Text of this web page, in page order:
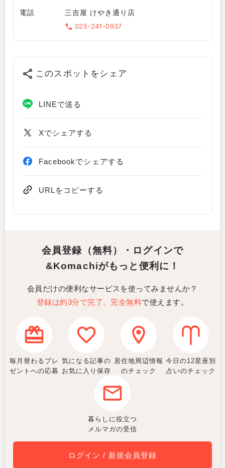
電話 三吉屋 けやき通り店
025-241-0937
このスポットをシェア
LINEで送る
Xでシェアする
Facebookでシェアする
URLをコピーする
会員登録（無料）・ログインで
&Komachiがもっと便利に！
会員だけの便利なサービスを使ってみませんか？
登録は約3分で完了。完全無料で使えます。
毎月替わるプレ
ゼントへの応募
気になる記事の
お気に入り保存
居住地周辺情報
のチェック
今日の12星座別
占いのチェック
暮らしに役立つ
メルマガの受信
ログイン / 新規会員登録